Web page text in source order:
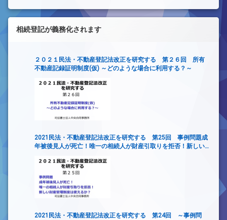
相続登記が義務化されます
２０２１民法・不動産登記法改正を研究する 第２６回 所有
不動産記録証明制度(仮) ～どのような場合に利用する？～
2021民法・不動産登記法改正を研究する 第25回 事例問題成
年被後見人が死亡！唯一の相続人が財産引取りを拒否！新しい
2021民法・不動産登記法改正を研究する 第24回 ～事例問